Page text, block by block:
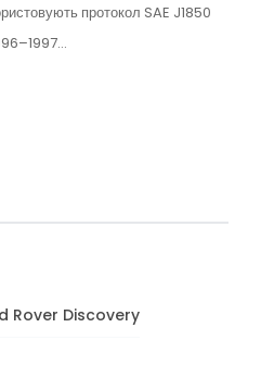
протокол SAE J1850
Rover Discovery